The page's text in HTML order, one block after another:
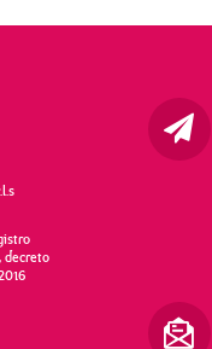
decreto